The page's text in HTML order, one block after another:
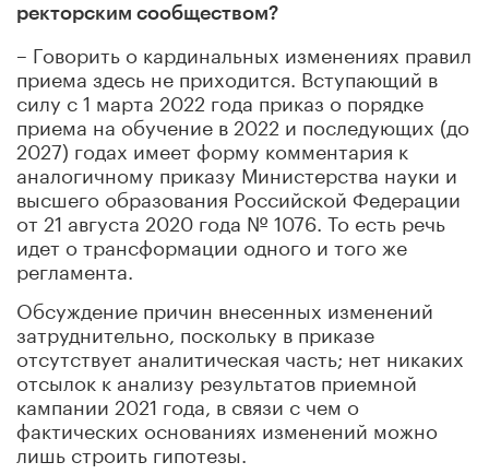
ректорским сообществом?
– Говорить о кардинальных изменениях правил
приема здесь не приходится. Вступающий в
силу с 1 марта 2022 года приказ о порядке
приема на обучение в 2022 и последующих (до
2027) годах имеет форму комментария к
аналогичному приказу Министерства науки и
высшего образования Российской Федерации
от 21 августа 2020 года № 1076. То есть речь
идет о трансформации одного и того же
регламента.
Обсуждение причин внесенных изменений
затруднительно, поскольку в приказе
отсутствует аналитическая часть; нет никаких
отсылок к анализу результатов приемной
кампании 2021 года, в связи с чем о
фактических основаниях изменений можно
лишь строить гипотезы.